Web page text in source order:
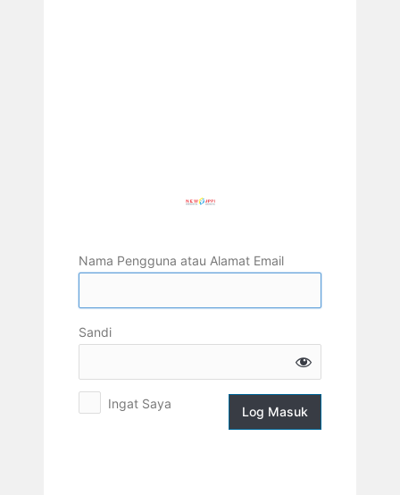
Log
Nama Pengguna atau Alamat Email
Sandi
Ingat Saya